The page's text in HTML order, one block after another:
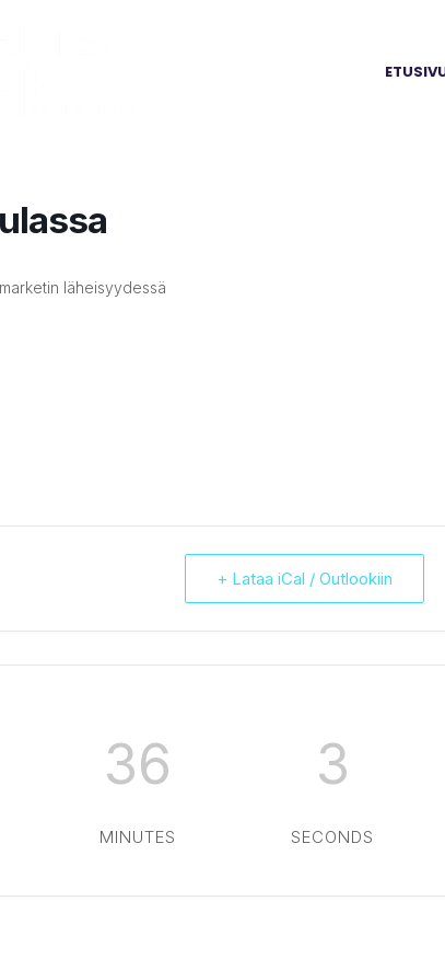
läheisyydessä
+ Lataa iCal / Outlookiin
36
MINUTES
3
SECONDS